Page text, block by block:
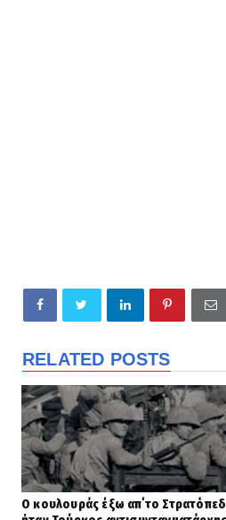
RELATED POSTS
Ο κουλουράς έξω απ΄το